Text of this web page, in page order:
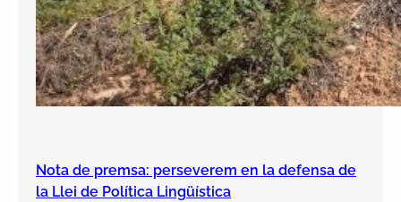
Nota de premsa: perseverem en la defensa de
la Llei de Política Lingüística